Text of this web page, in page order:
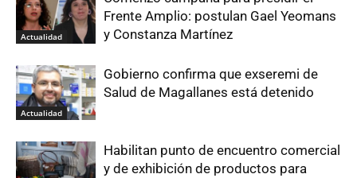
Actualidad
Frente Amplio: postulan Gael Yeomans
y Constanza Martínez
Actualidad
Gobierno confirma que exseremi de
Salud de Magallanes está detenido
Habilitan punto de encuentro comercial
y de exhibición de productos para